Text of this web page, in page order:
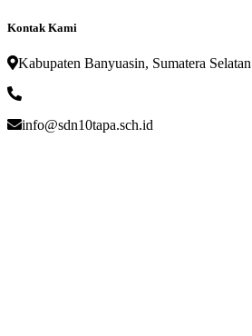
Kontak Kami
Kabupaten Banyuasin, Sumatera Selatan
info@sdn10tapa.sch.id